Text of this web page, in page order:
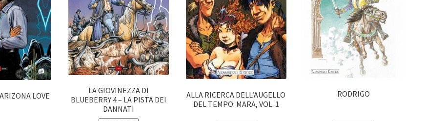
LOVE
LA GIOVINEZZA DI
BLUEBERRY 4 – LA PISTA DEI
DANNATI
ALLA RICERCA DELL’AUGELLO
DEL TEMPO: MARA, VOL. 1
RODRIGO